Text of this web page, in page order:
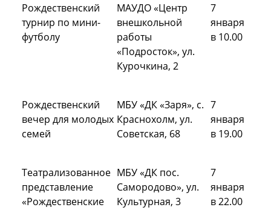
Рождественский
турнир по мини-
футболу
МАУДО «Центр
внешкольной
работы
«Подросток», ул.
Курочкина, 2
7
января
в 10.00
Рождественский
вечер для молодых
семей
МБУ «ДК «Заря», с.
Краснохолм, ул.
Советская, 68
7
января
в 19.00
Театрализованное
представление
«Рождественские
МБУ «ДК пос.
Самородово», ул.
Культурная, 3
7
января
в 22.00